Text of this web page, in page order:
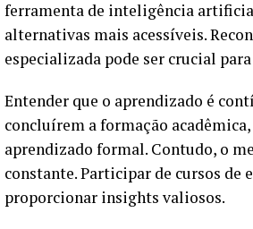
ferramenta de inteligência
alternativas mais acessíveis.
especializada pode ser crucial
Entender que o aprendizado é
concluírem a formação
aprendizado formal. Contudo, o
constante. Participar de cursos de
proporcionar insights valiosos.